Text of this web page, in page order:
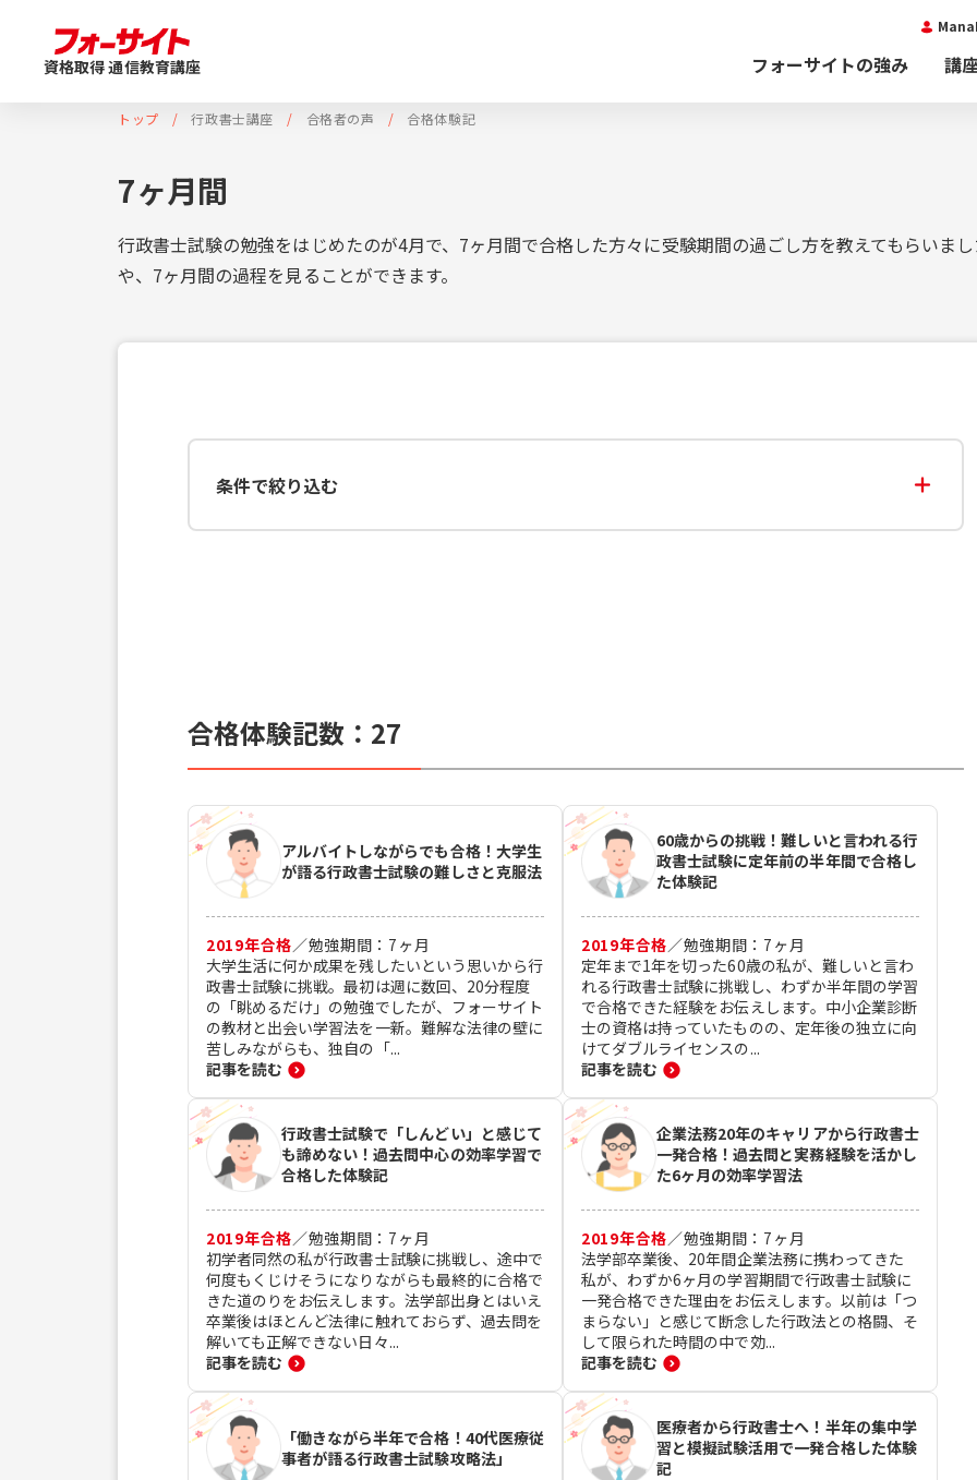
資格取得 通信教育講座 フォーサイトの強み 講
トップ 行政書士講座 合格者の声 合格体験記
7ヶ月間
行政書士試験の勉強をはじめたのが4月で、7ヶ月間で合格した方々に受験期間の過ごし方を教えてもらいま
や、7ヶ月間の過程を見ることができます。
条件で絞り込む
合格体験記数： 27
アルバイトしながらでも合格！大学生
が語る行政書士試験の難しさと克服法
2019年合格／勉強期間： 7 ヶ月
大学生活に何か成果を残したいという思いから行
政書士試験に挑戦。最初は週に数回、20分程度
の「眺めるだけ」の勉強でしたが、フォーサイト
の教材と出会い学習法を一新。難解な法律の壁に
苦しみながらも、独自の「...
記事を読む
60歳からの挑戦！難しいと言われる行
政書士試験に定年前の半年間で合格し
た体験記
2019年合格／勉強期間： 7 ヶ月
定年まで1年を切った60歳の私が、難しいと言わ
れる行政書士試験に挑戦し、わずか半年間の学習
で合格できた経験をお伝えします。中小企業診断
士の資格は持っていたものの、定年後の独立に向
けてダブルライセンスの...
記事を読む
行政書士試験で「しんどい」と感じて
も諦めない！過去問中心の効率学習で
合格した体験記
2019年合格／勉強期間： 7 ヶ月
初学者同然の私が行政書士試験に挑戦し、途中で
何度もくじけそうになりながらも最終的に合格で
きた道のりをお伝えします。法学部出身とはいえ
卒業後はほとんど法律に触れておらず、過去問を
解いても正解できない日々...
記事を読む
企業法務20年のキャリアから行政書士
一発合格！過去問と実務経験を活かし
た6ヶ月の効率学習法
2019年合格／勉強期間： 7 ヶ月
法学部卒業後、20年間企業法務に携わってきた
私が、わずか6ヶ月の学習期間で行政書士試験に
一発合格できた理由をお伝えします。以前は「つ
まらない」と感じて断念した行政法との格闘、そ
して限られた時間の中で効...
記事を読む
「働きながら半年で合格！40代医療従
事者が語る行政書士試験攻略法」
医療者から行政書士へ！半年の集中学
習と模擬試験活用で一発合格した体験
記